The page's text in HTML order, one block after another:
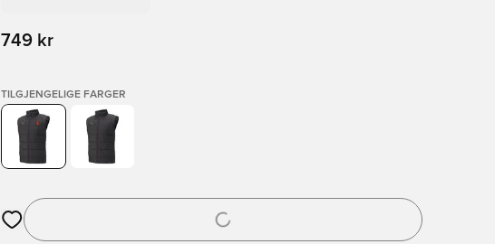
749 kr
TILGJENGELIGE FARGER
Åpner en Modal for å logge inn eller registrere deg som medlem